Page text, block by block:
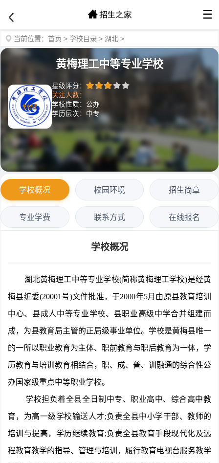
☰
当前位置： 首页 > 学校目录 > 湖北 >
黄梅理工中等专业学校
星级评分：
关注人数：
学校性质：公办
学历层次：中专
学校概况 校园环境 招生简章
专业学费 联系方式 在线报名
学校概况
湖北黄梅理工中等专业学校(简称黄梅理工学校)是经黄
梅县编委(20001号)文件批准，于2000年5月由原县教育培训
中心、县成人中等专业学校、县职业高级中学合并组建而
成，为县教育局主管的正局级事业单位。学校是黄梅县唯一
的一所以职业教育为主体、职前教育与职后教育为一体，学
历教育与培训教育相结合，职、成、普、训融通的综合性公
办国家级重点中等职业学校。
学校担负着全县全日制中专、职业高中、综合高中教
育，为高一级学校输送人才;负责全县中小学干部、教师的
培训与提高，学历继续教育;负责全县教育手段现代化及远
程教育教学的指导、管理与培训，履行教育电视台服务教学